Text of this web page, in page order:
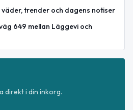
trender och dagens notiser
649 mellan Läggevi och
direkt i din inkorg.